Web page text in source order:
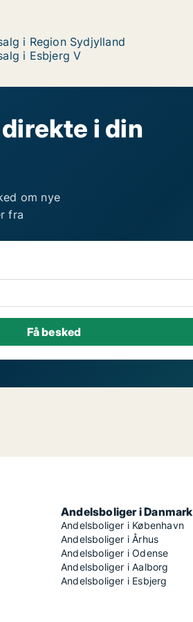
i Region Sydjylland
i Esbjerg V
i din
om nye
fra
Andelsboliger i Danmark
Andelsboliger i København
Andelsboliger i Århus
Andelsboliger i Odense
Andelsboliger i Aalborg
Andelsboliger i Esbjerg